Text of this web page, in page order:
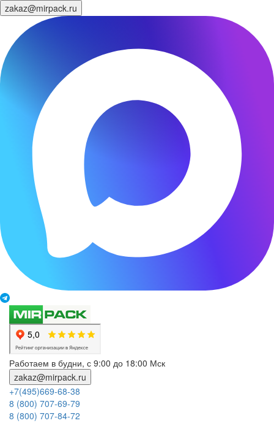
zakaz@mirpack.ru
Работаем в будни, с 9:00 до 18:00 Мск
zakaz@mirpack.ru
+7(495)669-68-38
8 (800) 707-69-79
8 (800) 707-84-72